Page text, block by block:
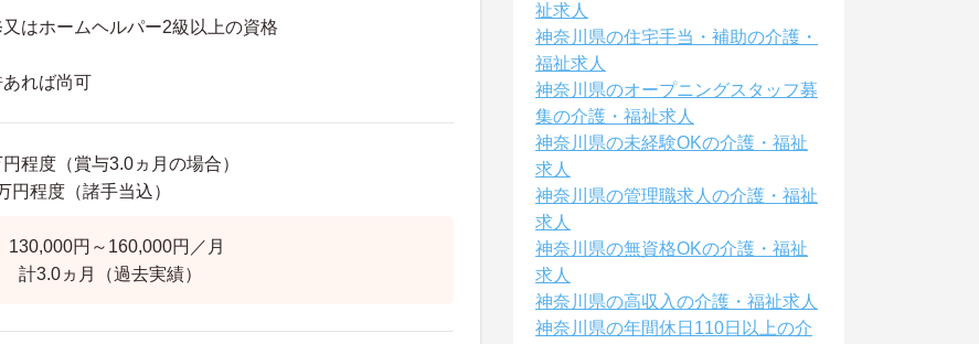
はホームヘルパー2級以上の資格
れば尚可
程度（賞与3.0ヵ月の場合）
円程度（諸手当込）
130,000円～160,000円／月
3.0ヵ月（過去実績）
祉求人
神奈川県の住宅手当・補助の介護・
福祉求人
神奈川県のオープニングスタッフ募
集の介護・福祉求人
神奈川県の未経験OKの介護・福祉
求人
神奈川県の管理職求人の介護・福祉
求人
神奈川県の無資格OKの介護・福祉
求人
神奈川県の高収入の介護・福祉求人
神奈川県の年間休日110日以上の介